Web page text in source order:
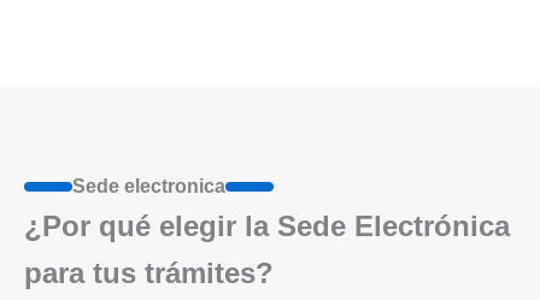
Sede electronica
¿Por qué elegir la Sede Electrónica
para tus trámites?